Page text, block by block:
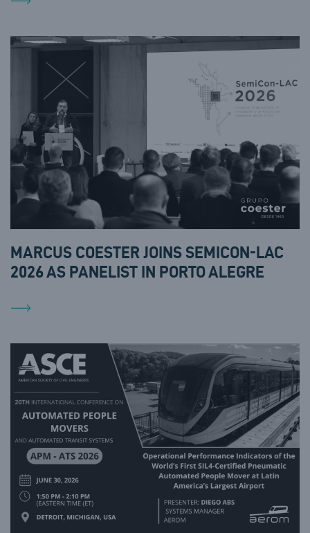
MARCUS COESTER JOINS SEMICON-LAC
2026 AS PANELIST IN PORTO ALEGRE